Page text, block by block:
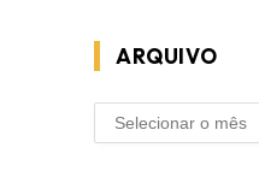
ARQUIVO
ARQUIVO